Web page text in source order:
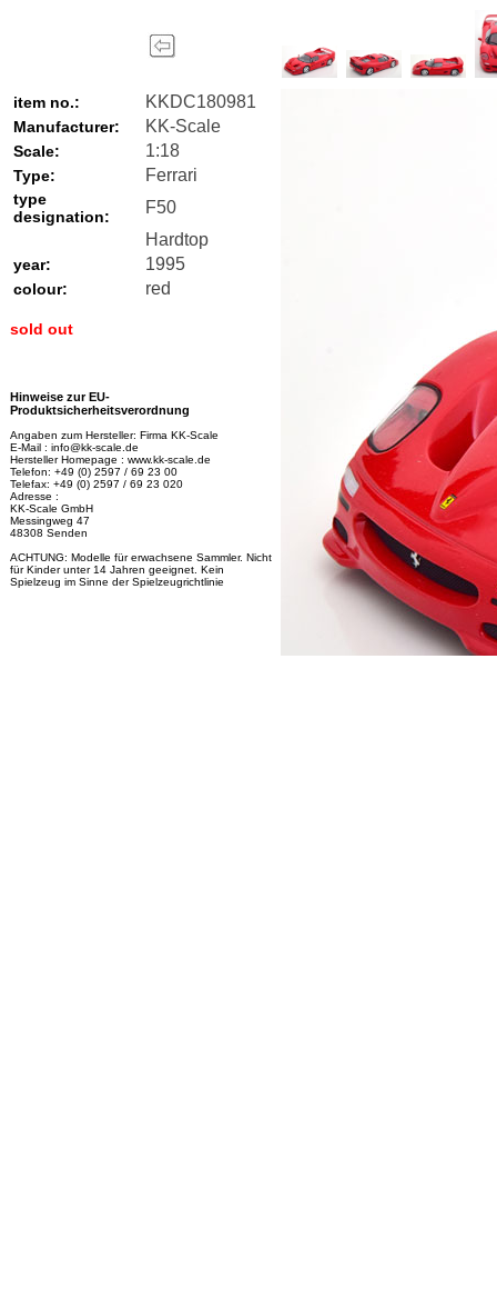
item no.: KKDC180981
Manufacturer: KK-Scale
Scale: 1:18
Type: Ferrari
type
designation:
F50
Hardtop
year: 1995
colour: red
sold out
Hinweise zur EU-
Produktsicherheitsverordnung
Angaben zum Hersteller: Firma KK-Scale
E-Mail : info@kk-scale.de
Hersteller Homepage : www.kk-scale.de
Telefon: +49 (0) 2597 / 69 23 00
Telefax: +49 (0) 2597 / 69 23 020
Adresse :
KK-Scale GmbH
Messingweg 47
48308 Senden
ACHTUNG: Modelle für erwachsene Sammler. Nicht
für Kinder unter 14 Jahren geeignet. Kein
Spielzeug im Sinne der Spielzeugrichtlinie